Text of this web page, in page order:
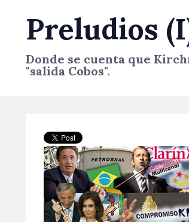
Preludios
Donde se cuenta que
"salida Cobos".